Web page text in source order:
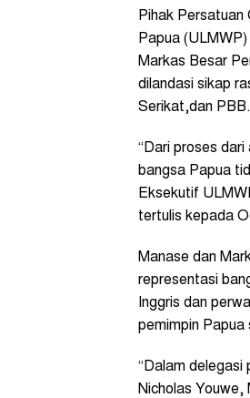
Pihak
Papua
Markas Besar
dilandasi sikap
Serikat,dan PBB.
“Dari proses
bangsa Papua
Eksekutif
tertulis kepada
Manase dan
representasi
Inggris dan
pemimpin Papua
“Dalam delegasi
Nicholas